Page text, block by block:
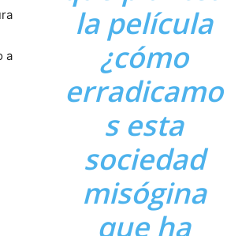
la película
¿cómo
erradicamo
s esta
sociedad
misógina
que ha
a